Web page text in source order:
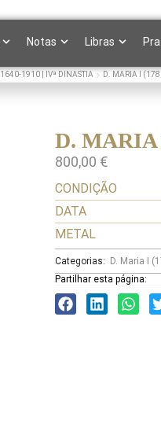
Notas Libras
1640-1910 | IVª DINASTIA D. MARIA I
D. MARIA
800,00 €
CONDIÇÃO
DATA
METAL
Categorias: D. Maria I
Partilhar esta página: